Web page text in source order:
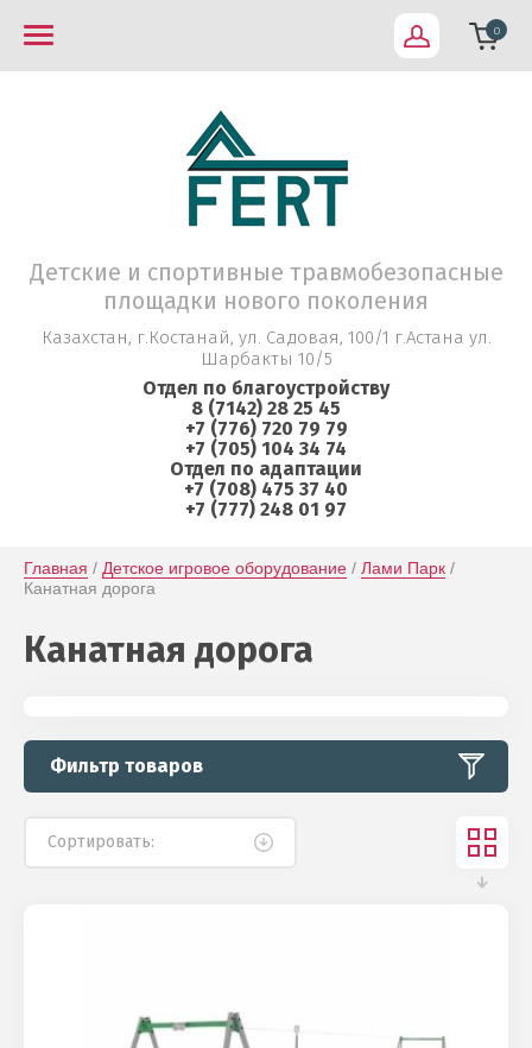
0
Детские и спортивные травмобезопасные
площадки нового поколения
Казахстан, г.Костанай, ул. Садовая, 100/1 г.Астана ул.
Шарбакты 10/5
Отдел по благоустройству
8 (7142) 28 25 45
+7 (776) 720 79 79
+7 (705) 104 34 74
Отдел по адаптации
+7 (708) 475 37 40
+7 (777) 248 01 97
Главная / Детское игровое оборудование / Лами Парк /
Канатная дорога
Канатная дорога
Фильтр товаров
Сортировать: